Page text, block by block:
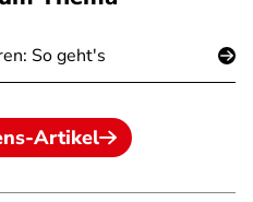
So geht's
Artikel